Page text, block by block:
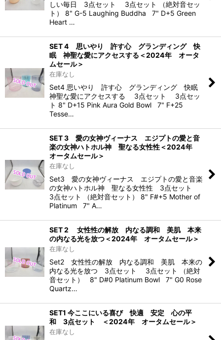
しい毎日 3点セット 3点セット （絶対音セッ
ト） 8" G-5 Laughing Buddha 7" D+5 Green
Heart …
SET 4 思いやり 許す心 グランディング 快
眠 神聖な愛にアクセスする＜2024年 オータ
ムセール＞
在庫なし
Set4 思いやり 許す心 グランディング 快眠
神聖な愛にアクセスする 3点セット 3点セッ
ト 8" D+15 Pink Aura Gold Bowl 7" F+25
Tesse…
SET 3 愛の女神ヴィーナス エジプトの愛と音
楽の女神ハトホル神 聖なる女性性＜2024年
オータムセール＞
在庫なし
Set3 愛の女神ヴィーナス エジプトの愛と音楽
の女神ハトホル神 聖なる女性性 3点セット
3点セット （絶対音セット） 8" F#+5 Mother of
Platinum 7" A…
SET 2 女性性の解放 内なる調和 美肌 本来
の内なる光を放つ＜2024年 オータムセール＞
在庫なし
Set2 女性性の解放 内なる調和 美肌 本来の
内なる光を放つ 3点セット 3点セット （絶対
音セット） 8" D#0 Platinum Bowl 7" G0 Rose
Quartz…
SET1 今ここにいる喜び 快適 安定 心の平
和 3点セット ＜2024年 オータムセール＞
在庫なし